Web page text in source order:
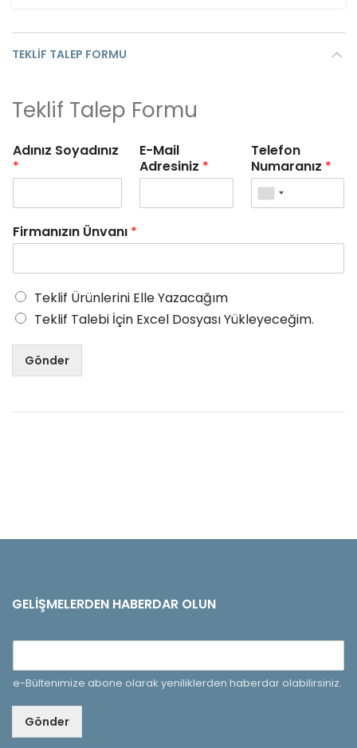
TEKLIF TALEP FORMU
Teklif Talep Formu
Adınız Soyadınız
*
E-Mail
Adresiniz *
Telefon
Numaranız *
Firmanızın Ünvanı *
Teklif Ürünlerini Elle Yazacağım
Teklif Talebi İçin Excel Dosyası Yükleyeceğim.
Gönder
GELIŞMELERDEN HABERDAR OLUN
e-Bültenimize abone olarak yeniliklerden haberdar olabilirsiniz.
Gönder